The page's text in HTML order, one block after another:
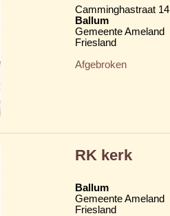
Camminghastraat 14
Ballum
Gemeente Ameland
Friesland
Afgebroken
RK kerk
Ballum
Gemeente Ameland
Friesland